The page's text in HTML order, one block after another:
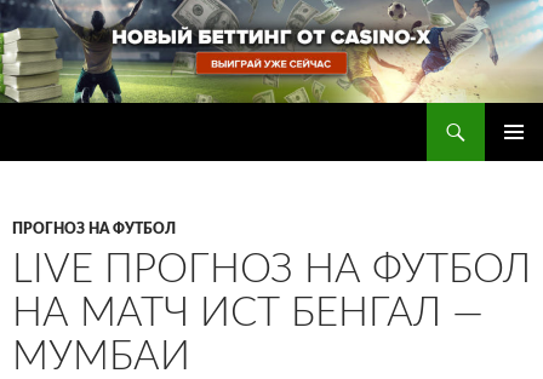
Перейти
к
содержимому
ПРОГНОЗ НА ФУТБОЛ
LIVE ПРОГНОЗ НА ФУТБОЛ
НА МАТЧ ИСТ БЕНГАЛ —
МУМБАИ